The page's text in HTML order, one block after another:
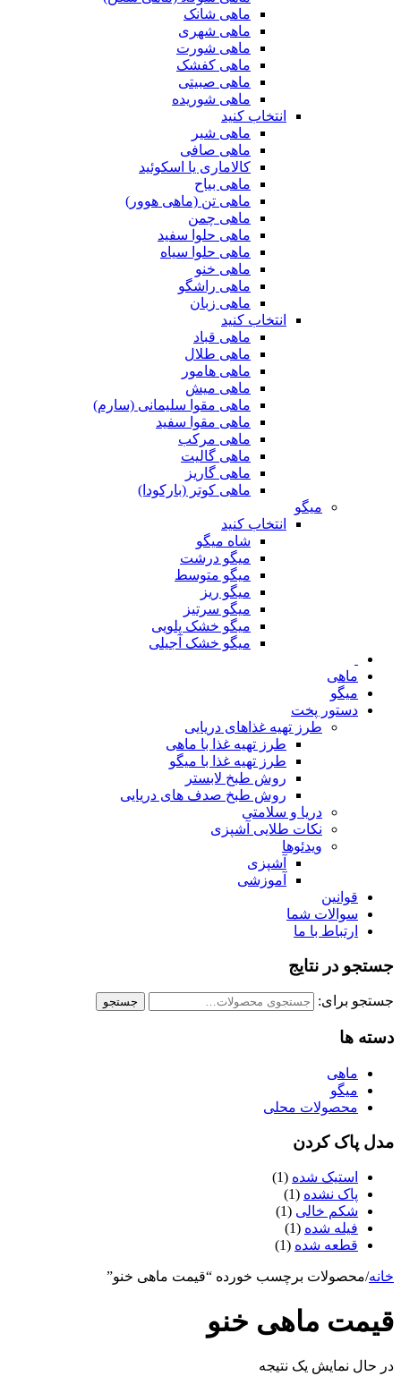
ماهی شانک
ماهی شهری
ماهی شورت
ماهی کفشک
ماهی صبیتی
ماهی شوریده
انتخاب کنید
ماهی شیر
ماهی صافی
کالاماری یا اسکوئید
ماهی بیاح
ماهی تن (ماهی هوور)
ماهی چمن
ماهی حلوا سفید
ماهی حلوا سیاه
ماهی خنو
ماهی راشگو
ماهی زبان
انتخاب کنید
ماهی قباد
ماهی طلال
ماهی هامور
ماهی میش
ماهی مقوا سلیمانی (سارم)
ماهی مقوا سفید
ماهی مرکب
ماهی گالیت
ماهی گاریز
ماهی کوتر (بارکودا)
میگو
انتخاب کنید
شاه میگو
میگو درشت
میگو متوسط
میگو ریز
میگو سرتیز
میگو خشک پلویی
میگو خشک آجیلی
ماهی
میگو
دستور پخت
طرز تهیه غذاهای دریایی
طرز تهیه غذا با ماهی
طرز تهیه غذا با میگو
روش طبخ لابستر
روش طبخ صدف های دریایی
دریا و سلامتی
نکات طلایی آشپزی
ویدئوها
آشپزی
آموزشی
قوانین
سوالات شما
ارتباط با ما
جستجو در نتایج
جستجو برای: جستجو
دسته ها
ماهی
میگو
محصولات محلی
مدل پاک کردن
استیک شده (1)
پاک نشده (1)
شکم خالی (1)
فیله شده (1)
قطعه شده (1)
خانه/محصولات برچسب خورده “قیمت ماهی خنو”
قیمت ماهی خنو
در حال نمایش یک نتیجه